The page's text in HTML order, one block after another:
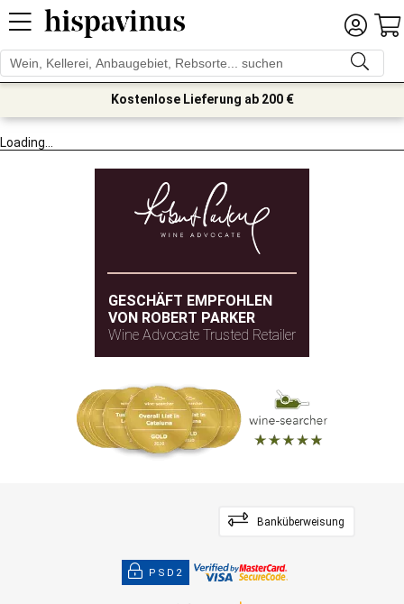
Kostenlose Lieferung ab 200 €
Loading...
GESCHÄFT EMPFOHLEN
VON ROBERT PARKER
Wine Advocate Trusted Retailer
Banküberweisung
PSD2